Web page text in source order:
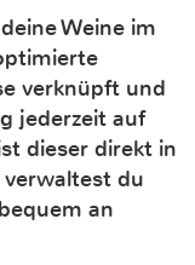
Weine im
verknüpft und
jederzeit auf
dieser direkt in
du
an